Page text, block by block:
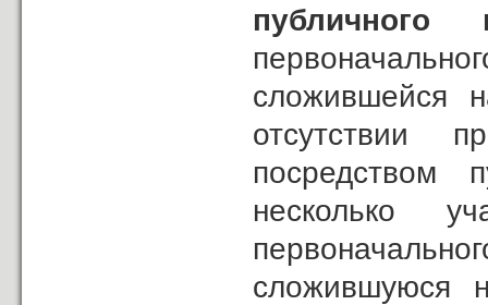
публичного
сложившейся
отсутствии
посредством
несколько
сложившуюся